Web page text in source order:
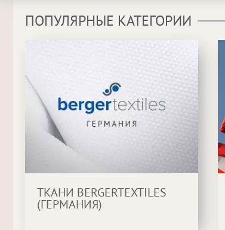
ПОПУЛЯРНЫЕ КАТЕГОРИИ
ТКАНИ BERGERTEXTILES
(ГЕРМАНИЯ)